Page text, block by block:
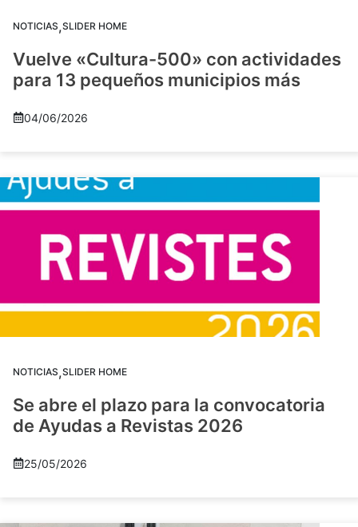
NOTICIAS,SLIDER HOME
Vuelve «Cultura-500» con actividades
para 13 pequeños municipios más
04/06/2026
NOTICIAS,SLIDER HOME
Se abre el plazo para la convocatoria
de Ayudas a Revistas 2026
25/05/2026